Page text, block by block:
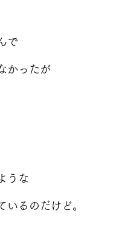
で
かったが
うな
いるのだけど。